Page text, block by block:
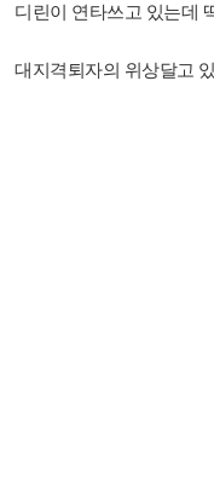
디린이 연타쓰고 있는데
대지격퇴자의 위상달고